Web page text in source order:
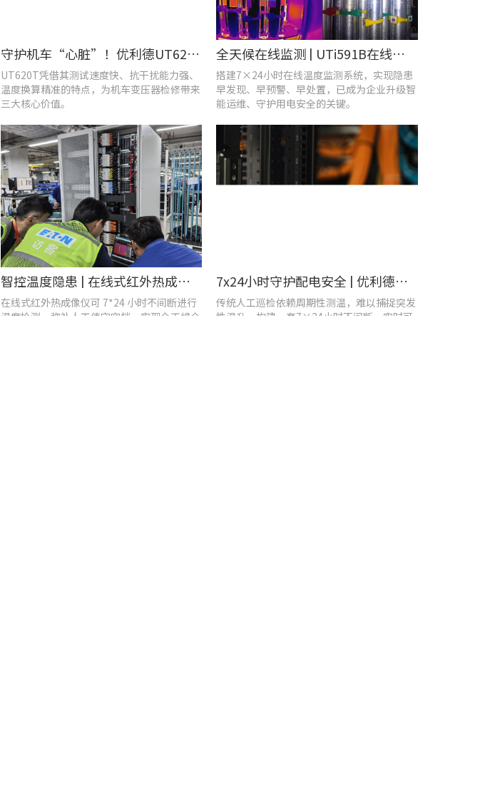
守护机车“心脏”！优利德UT620T助力HXD3C主变压器高效检修
UT620T凭借其测试速度快、抗干扰能力强、
温度换算精准的特点，为机车变压器检修带来
三大核心价值。
全天候在线监测 | UTi591B在线式红外热成像仪助力配电运维智能化转型
搭建7×24小时在线温度监测系统，实现隐患
早发现、早预警、早处置，已成为企业升级智
能运维、守护用电安全的关键。
智控温度隐患 | 在线式红外热成像仪在UPS电源柜老化监测中的应用
在线式红外热成像仪可 7*24 小时不间断进行
温度检测，弥补人工值守空档，实现全天候全
7x24小时守护配电安全 | 优利德在线式热成像方案在配电系统中的应用实践
传统人工巡检依赖周期性测温，难以捕捉突发
性温升，构建一套7×24小时不间断、实时可